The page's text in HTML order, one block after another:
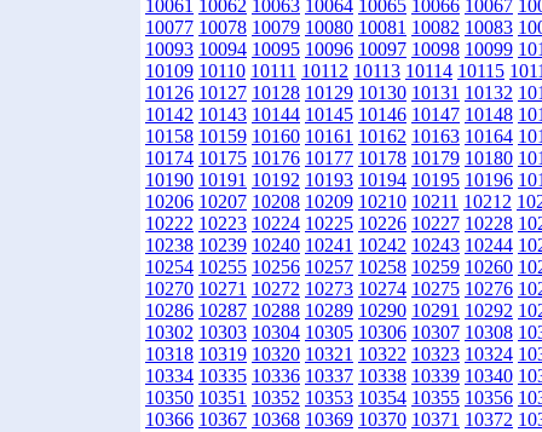
10061 10062 10063 10064 10065 10066 10067
10077 10078 10079 10080 10081 10082 10083
10093 10094 10095 10096 10097 10098 10099
10109 10110 10111 10112 10113 10114 10115
10126 10127 10128 10129 10130 10131 10132
10142 10143 10144 10145 10146 10147 10148
10158 10159 10160 10161 10162 10163 10164
10174 10175 10176 10177 10178 10179 10180
10190 10191 10192 10193 10194 10195 10196
10206 10207 10208 10209 10210 10211 10212
10222 10223 10224 10225 10226 10227 10228
10238 10239 10240 10241 10242 10243 10244
10254 10255 10256 10257 10258 10259 10260
10270 10271 10272 10273 10274 10275 10276
10286 10287 10288 10289 10290 10291 10292
10302 10303 10304 10305 10306 10307 10308
10318 10319 10320 10321 10322 10323 10324
10334 10335 10336 10337 10338 10339 10340
10350 10351 10352 10353 10354 10355 10356
10366 10367 10368 10369 10370 10371 10372